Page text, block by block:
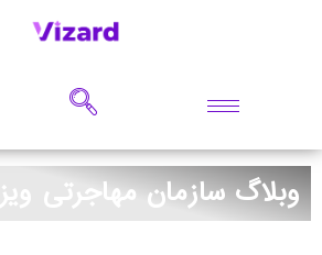
وبلاگ سازمان مهاجرتی ویزارد